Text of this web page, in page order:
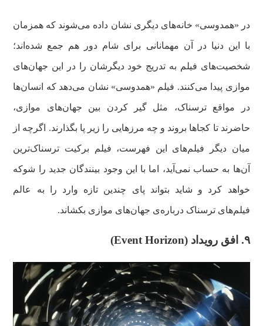
در «همدوسی» خانه‌های دیگری نشان داده می‌شوند که همزمان
با این دنیا در آن مهمانانی برای شام دور هم جمع شده‌اند؛
شخصیت‌های فیلم به تدریج خود دیگرشان را در این جهان‌های
موازی پیدا می‌کنند. فیلم «همدوسی» نشان می‌دهد که انسان‌ها
در مواقع ترسناک، مثل گیر کردن بین جهان‌های موازی،
حاضرند تا کجاها بروند و چه مرزهایی را زیر پا بگذارند. اگرچه از
میان دیگر فیلم‌های این فهرست، فیلم برکیت ترسناک‌ترین
آن‌ها به حساب نمی‌آید، اما با این وجود بینندگان جدید را شوکه
خواهد کرد و شاید بتواند پای چندین تازه وارد را به عالم
فیلم‌های ترسناک درباره‌ی جهان‌های موازی بکشاند.
۹. افق رویداد (Event Horizon)